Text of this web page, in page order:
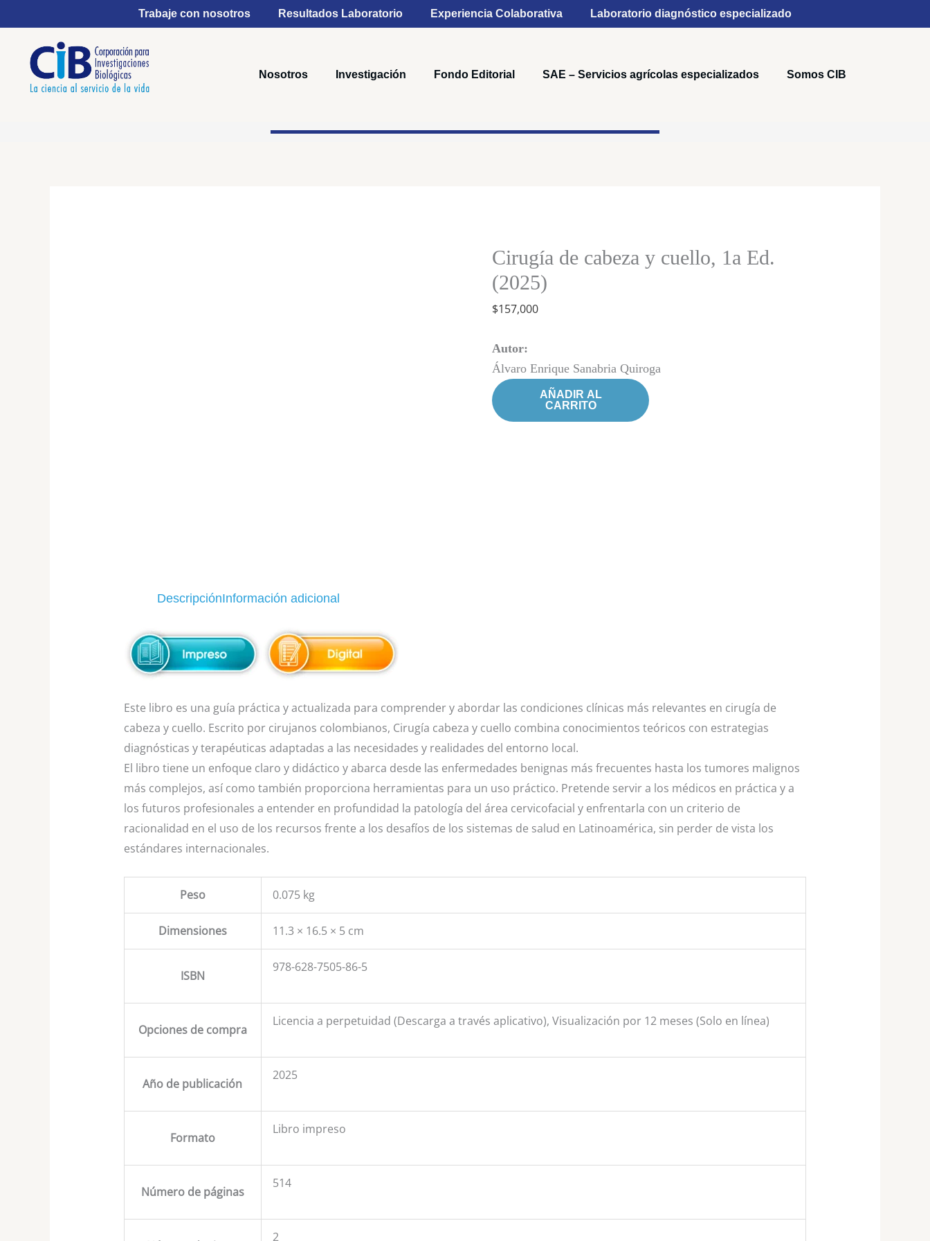
contenido
Trabaje con nosotros Resultados Laboratorio Experiencia Colaborativa Laboratorio diagnóstico especializado
Nosotros Investigación Fondo Editorial SAE – Servicios agrícolas especializados Somos CIB
Cirugía de cabeza y cuello, 1a Ed.
(2025)
$157,000
Autor:
Álvaro Enrique Sanabria Quiroga
y
cuello,
1a
(2025)
cantidad
AÑADIR AL
CARRITO
DescripciónInformación adicional
Este libro es una guía práctica y actualizada para comprender y abordar las condiciones clínicas más relevantes en cirugía de
cabeza y cuello. Escrito por cirujanos colombianos, Cirugía cabeza y cuello combina conocimientos teóricos con estrategias
diagnósticas y terapéuticas adaptadas a las necesidades y realidades del entorno local.
El libro tiene un enfoque claro y didáctico y abarca desde las enfermedades benignas más frecuentes hasta los tumores malignos
más complejos, así como también proporciona herramientas para un uso práctico. Pretende servir a los médicos en práctica y a
los futuros profesionales a entender en profundidad la patología del área cervicofacial y enfrentarla con un criterio de
racionalidad en el uso de los recursos frente a los desafíos de los sistemas de salud en Latinoamérica, sin perder de vista los
estándares internacionales.
Peso 0.075 kg
Dimensiones 11.3 × 16.5 × 5 cm
ISBN
978-628-7505-86-5
Opciones de compra
Licencia a perpetuidad (Descarga a través aplicativo), Visualización por 12 meses (Solo en línea)
Año de publicación
2025
Formato
Libro impreso
Número de páginas
514
2